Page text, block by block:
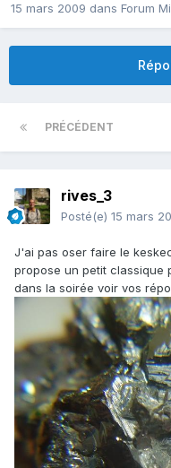
15 mars 2009 dans Forum
PRÉCÉDENT
rives_3
Posté(e) 15 mars
J'ai pas oser faire le
propose un petit classique
dans la soirée voir vos